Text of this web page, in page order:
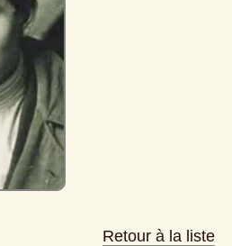
Retour à la liste